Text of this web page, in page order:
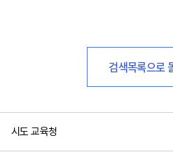
검색목록으로
시도 교육청